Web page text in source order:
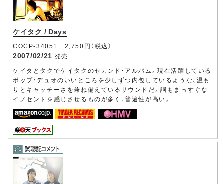
ケイタク / Days
COCP-34051 2,750円（税込）
2007/02/21 発売
ケイタとタクでケイタクのセカンド・アルバム。現在活躍している
ポップ・デュオのいいところを少しずつ内包しているような、温も
りとキャッチーさを兼ね備えているサウンドだ。詞もまっすぐな
イノセントを感じさせるものが多く、普遍性が高い。